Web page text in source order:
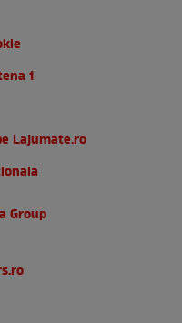
1
Lajumate.ro
Group